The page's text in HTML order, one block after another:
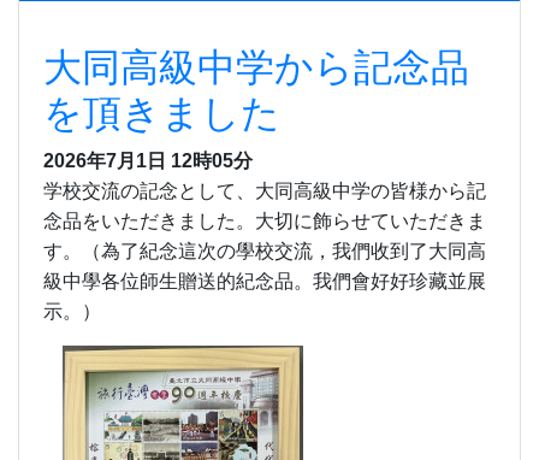
大同高級中学から記念品
を頂きました
2026年7月1日 12時05分
学校交流の記念として、大同高級中学の皆様から記
念品をいただきました。大切に飾らせていただきま
す。（為了紀念這次の學校交流，我們收到了大同高
級中學各位師生贈送的紀念品。我們會好好珍藏並展
示。）